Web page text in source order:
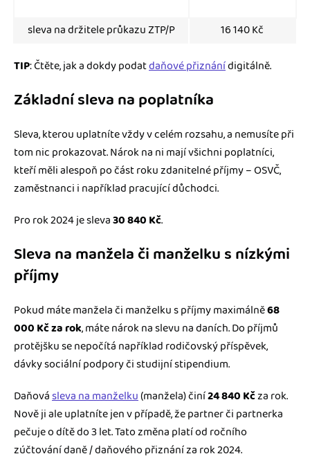
sleva na držitele průkazu ZTP/P 16 140 Kč
TIP: Čtěte, jak a dokdy podatdaňové přiznánídigitálně.
Základní sleva na poplatníka
Sleva, kterou uplatníte vždy v celém rozsahu, a nemusíte při
tom nic prokazovat. Nárok na ni mají všichni poplatníci,
kteří měli alespoň po část roku zdanitelné příjmy – OSVČ,
zaměstnanci i například pracující důchodci.
Pro rok 2024 je sleva30 840 Kč.
Sleva na manžela či manželku s nízkými
příjmy
Pokud máte manžela či manželku s příjmy maximálně68
000 Kč za rok, máte nárok na slevu na daních. Do příjmů
protějšku se nepočítá například rodičovský příspěvek,
dávky sociální podpory či studijní stipendium.
Daňovásleva na manželku(manžela) činí24 840 Kčza rok.
Nově ji ale uplatníte jen v případě, že partner či partnerka
pečuje o dítě do 3 let. Tato změna platí od ročního
zúčtování daně / daňového přiznání za rok 2024.